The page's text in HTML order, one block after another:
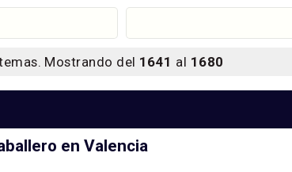
Mostrando del 1641 al 1680
en Valencia